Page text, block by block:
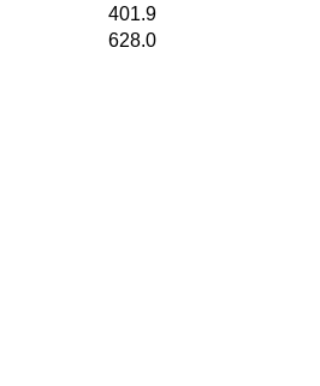
401.9
628.0